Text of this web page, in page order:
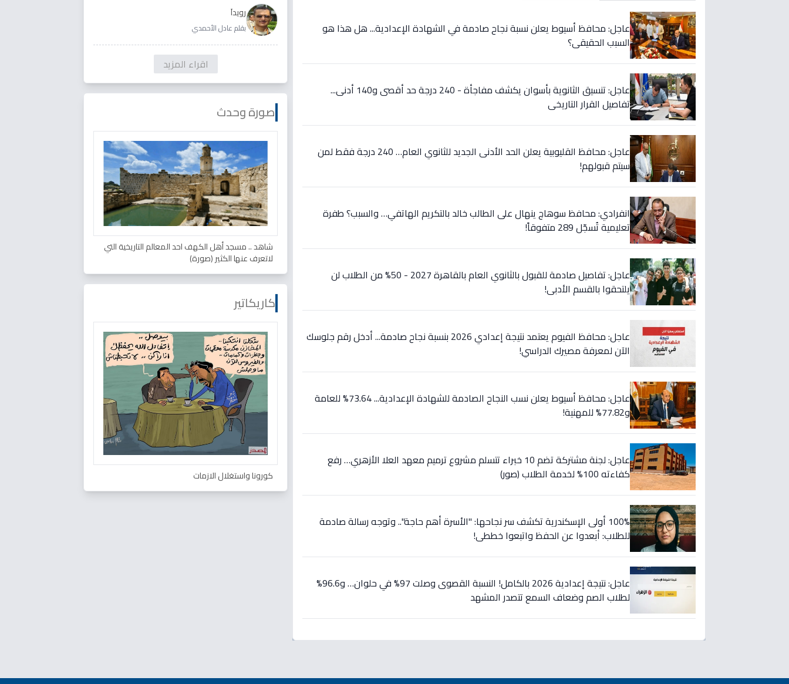
عاجل: محافظ أسيوط يعلن نسبة نجاح صادمة في الشهادة الإعدادية... هل هذا هو
السبب الحقيقي؟
عاجل: تنسيق الثانوية بأسوان يكشف مفاجأة - 240 درجة حد أقصى و140 أدنى...
تفاصيل القرار التاريخي
عاجل: محافظ القليوبية يعلن الحد الأدنى الجديد للثانوي العام… 240 درجة فقط لمن
سيتم قبولهم!
انفرادي: محافظ سوهاج ينهال على الطالب خالد بالتكريم الهاتفي… والسبب؟ طفرة
تعليمية تُسجّل 289 متفوقاً!
عاجل: تفاصيل صادمة للقبول بالثانوي العام بالقاهرة 2027 - 50% من الطلاب لن
يلتحقوا بالقسم الأدبي!
عاجل: محافظ الفيوم يعتمد نتيجة إعدادي 2026 بنسبة نجاح صادمة... أدخل رقم جلوسك
الآن لمعرفة مصيرك الدراسي!
عاجل: محافظ أسيوط يعلن نسب النجاح الصادمة للشهادة الإعدادية... 73.64% للعامة
و77.82% للمهنية!
عاجل: لجنة مشتركة تضم 10 خبراء تتسلم مشروع ترميم معهد العلا الأزهري… رفع
كفاءته 100% لخدمة الطلاب (صور)
100% أولى الإسكندرية تكشف سر نجاحها: "الأسرة أهم حاجة".. وتوجه رسالة صادمة
للطلاب: أبعدوا عن الحفظ واتبعوا خططي!
عاجل: نتيجة إعدادية 2026 بالكامل! النسبة القصوى وصلت 97% في حلوان… و96.6%
لطلاب الصم وضعاف السمع تتصدر المشهد
رويداَ
بقلم عادل الأحمدي
اقراء المزيد
صورة وحدث
شاهد .. مسجد أهل الكهف احد المعالم التاريخية التي
لاتعرف عنها الكثير (صورة)
كاريكاتير
كورونا واستغلال الازمات